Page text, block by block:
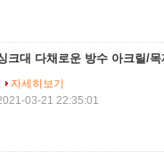
크대 다채로운 방수 아크릴/
자세히보기
03-21 22:35:01